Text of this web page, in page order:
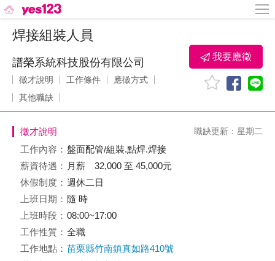
焊接組裝人員
譜榮系統科技股份有限公司
徵才說明 工作條件
應徵方式
其他職缺
我要應徵
徵才說明 職缺更新：星期二
工作內容： 盤面配管/組裝.點焊.焊接
薪資待遇： 月薪 32,000 至 45,000元
休假制度： 週休二日
上班日期： 隨 時
上班時段： 08:00~17:00
工作性質： 全職
工作地點： 苗栗縣竹南鎮真如路410號